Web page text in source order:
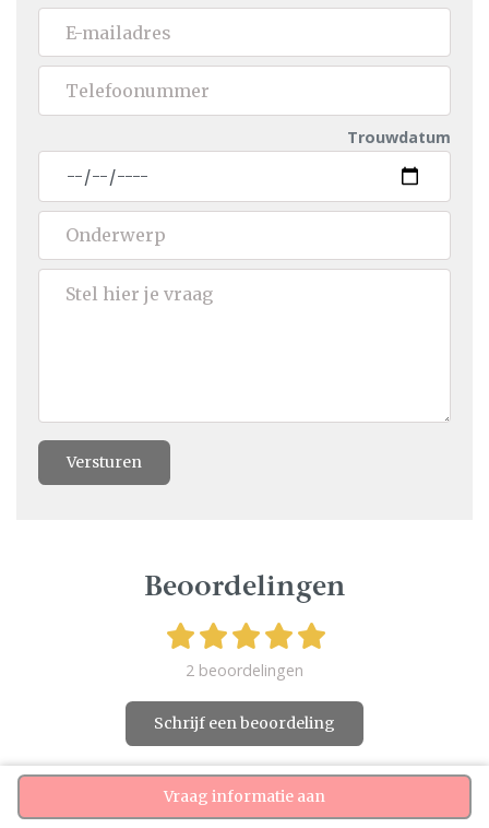
Vraag informatie aan
Trouwdatum
Versturen
Beoordelingen
2 beoordelingen
Schrijf een beoordeling
Arina